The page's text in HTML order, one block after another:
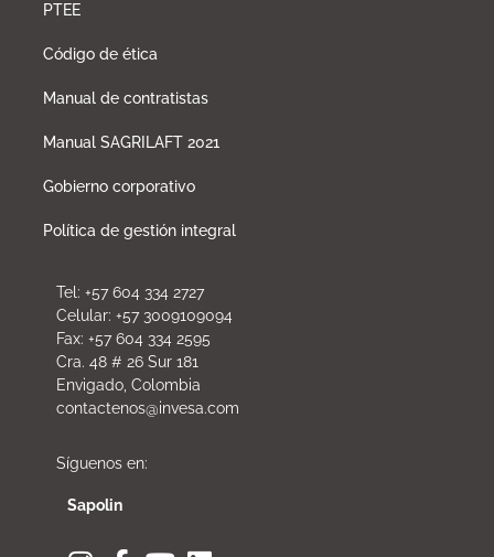
PTEE
Código de ética
Manual de contratistas
Manual SAGRILAFT 2021
Gobierno corporativo
Política de gestión integral
Tel: +57 604 334 2727
Celular: +57 3009109094
Fax: +57 604 334 2595
Cra. 48 # 26 Sur 181
Envigado, Colombia
contactenos@invesa.com
Síguenos en:
Sapolin